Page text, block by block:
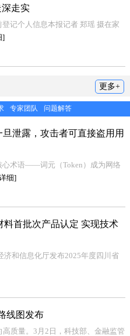
深走实
记个人信息本报记者 郑瑶 摄在家
]
更多+
专家团队 问题解答
泄露，攻击者可直接盗用用
心术语——词元（Token）成为网络
细]
首批次产品认定 实现技术
济和信息化厅发布2025年度四川省
线图发布
质量。3月2日，科技部、金融监管